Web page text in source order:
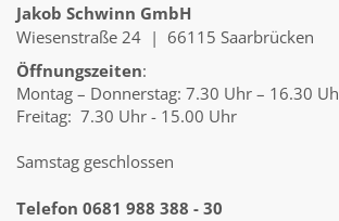
Jakob Schwinn GmbH
Wiesenstraße 24 | 66115 Saarbrücken
Öffnungszeiten:
Montag – Donnerstag: 7.30 Uhr – 16.30
Freitag: 7.30 Uhr - 15.00 Uhr
Samstag geschlossen
Telefon 0681 988 388 - 30